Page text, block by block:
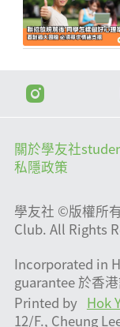
關於學友社
私隱政策
學友社 ©版權所
Club. All Rights
Incorporated in
guarantee 於香
Printed by
Hok
12/F., Cheung